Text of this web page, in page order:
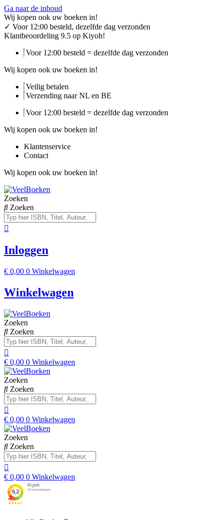
Ga naar de inhoud
Wij kopen ook uw boeken in!
✓ Voor 12:00 besteld, dezelfde dag verzonden
Klantbeoordeling 9.5 op Kiyoh!
Voor 12:00 besteld = dezelfde dag verzonden
Wij kopen ook uw boeken in!
Veilig betalen
Verzending naar NL en BE
Voor 12:00 besteld = dezelfde dag verzonden
Wij kopen ook uw boeken in!
Klantenservice
Contact
Wij kopen ook uw boeken in!
Zoeken
Zoeken
Inloggen
€ 0,00 0 Winkelwagen
Winkelwagen
Zoeken
Zoeken
€ 0,00 0 Winkelwagen
Zoeken
Zoeken
€ 0,00 0 Winkelwagen
Zoeken
Zoeken
€ 0,00 0 Winkelwagen